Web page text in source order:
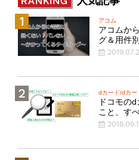
アコム
アコムか
グ＆用件
dカード/dカー
ドコモの
こと、す